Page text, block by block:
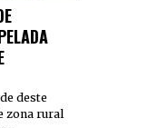
deste
zona rural